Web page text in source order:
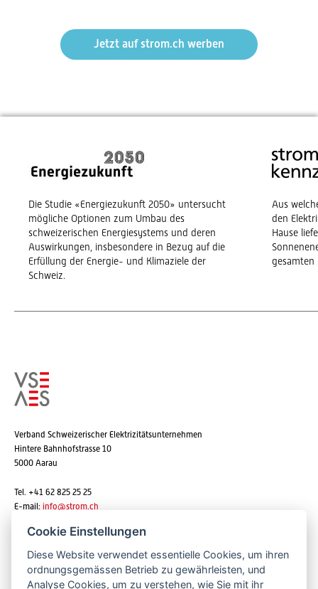
Jetzt auf strom.ch werben
Die Studie «Energiezukunft 2050» untersucht
mögliche Optionen zum Umbau des
schweizerischen Energiesystems und deren
Auswirkungen, insbesondere in Bezug auf die
Erfüllung der Energie- und Klimaziele der
Schweiz.
Aus
den
Hause
gesamten
Verband Schweizerischer Elektrizitätsunternehmen
Hintere Bahnhofstrasse 10
5000 Aarau
Tel. +41 62 825 25 25
E-mail: info@strom.ch
Newsletter abonnieren
Cookie Einstellungen
Diese Website verwendet essentielle Cookies, um ihren
ordnungsgemässen Betrieb zu gewährleisten, und
Analyse Cookies, um zu verstehen, wie Sie mit ihr